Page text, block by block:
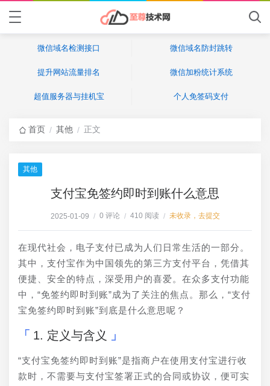
微信域名检测接口 微信域名防封跳转
提升网站流量排名 微信加粉统计系统
超值服务器与挂机宝 个人免签码支付
首页 / 其他 / 正文
其他
支付宝免签约即时到账什么意思
2025-01-09 / 0 评论 / 410 阅读 / 未收录，去提交
在现代社会，电子支付已成为人们日常生活的一部分。
其中，支付宝作为中国领先的第三方支付平台，凭借其
便捷、安全的特点，深受用户的喜爱。在众多支付功能
中，“免签约即时到账”成为了关注的焦点。那么，“支付
宝免签约即时到账”到底是什么意思呢？
1. 定义与含义
“支付宝免签约即时到账”是指商户在使用支付宝进行收
款时，不需要与支付宝签署正式的合同或协议，便可实